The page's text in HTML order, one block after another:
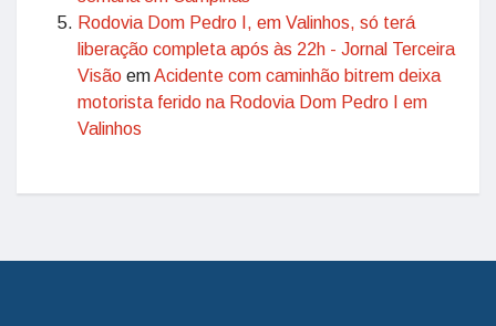
Rodovia Dom Pedro I, em Valinhos, só terá
liberação completa após às 22h - Jornal Terceira
Visão emAcidente com caminhão bitrem deixa
motorista ferido na Rodovia Dom Pedro I em
Valinhos